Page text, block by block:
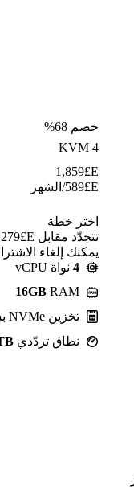
خصم 68%
KVM 4
E£
1,859
E£
589/الشهر
اختر خطة
يمكنك إلغاء
4 نواة vCPU
16GB RAM
تخزين NVMe بسعة
نطاق تردّدي